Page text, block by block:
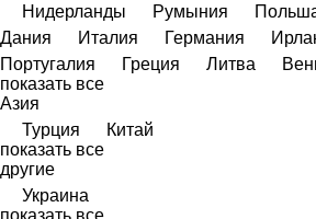
Нидерланды
Румыния
Дания
Италия Германия
Португалия
Греция Литва
показать все
Азия
Турция
Китай
показать все
другие
Украина
показать все